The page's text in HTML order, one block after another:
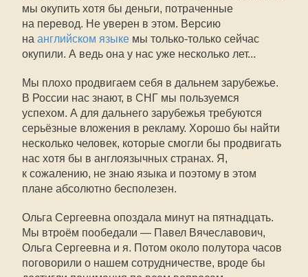
мы окупить хотя бы деньги, потраченные
на перевод. Не уверен в этом. Версию
на английском языке мы только-только сейчас
окупили. А ведь она у нас уже несколько лет...
Мы плохо продвигаем себя в дальнем зарубежье.
В России нас знают, в СНГ мы пользуемся
успехом. А для дальнего зарубежья требуются
серьёзные вложения в рекламу. Хорошо бы найти
несколько человек, которые смогли бы продвигать
нас хотя бы в англоязычных странах. Я,
к сожалению, не знаю языка и поэтому в этом
плане абсолютно бесполезен.
Ольга Сергеевна опоздала минут на пятнадцать.
Мы втроём пообедали — Павел Вячеславович,
Ольга Сергеевна и я. Потом около полутора часов
поговорили о нашем сотрудничестве, вроде бы